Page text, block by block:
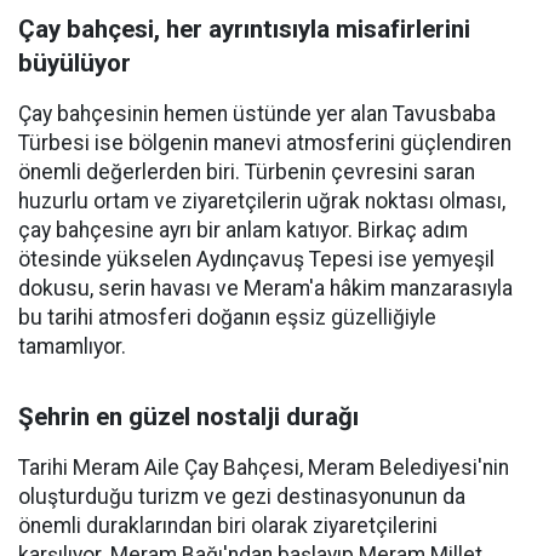
Çay bahçesi, her ayrıntısıyla misafirlerini
büyülüyor
Çay bahçesinin hemen üstünde yer alan Tavusbaba
Türbesi ise bölgenin manevi atmosferini güçlendiren
önemli değerlerden biri. Türbenin çevresini saran
huzurlu ortam ve ziyaretçilerin uğrak noktası olması,
çay bahçesine ayrı bir anlam katıyor. Birkaç adım
ötesinde yükselen Aydınçavuş Tepesi ise yemyeşil
dokusu, serin havası ve Meram'a hâkim manzarasıyla
bu tarihi atmosferi doğanın eşsiz güzelliğiyle
tamamlıyor.
Şehrin en güzel nostalji durağı
Tarihi Meram Aile Çay Bahçesi, Meram Belediyesi'nin
oluşturduğu turizm ve gezi destinasyonunun da
önemli duraklarından biri olarak ziyaretçilerini